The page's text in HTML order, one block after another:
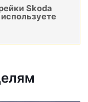
Skoda